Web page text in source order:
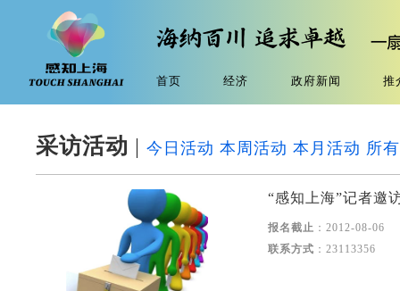
首页 经济 政府新闻 推
采访活动 | 今日活动 本周活动 本月活动 所
“感知上海”记者邀
报名截止 ：2012-08-06
联系方式 ：23113356